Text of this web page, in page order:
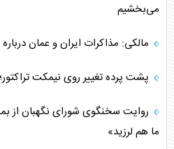
می‌بخشیم
مالکی: مذاکرات ایران و عمان
پشت پرده تغییر روی نیمکت
روایت سخنگوی شورای نگهبان از
ما هم لرزید»